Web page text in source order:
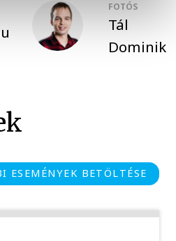
FOTÓS
Tál
Dominik
ESEMÉNYEK BETÖLTÉSE